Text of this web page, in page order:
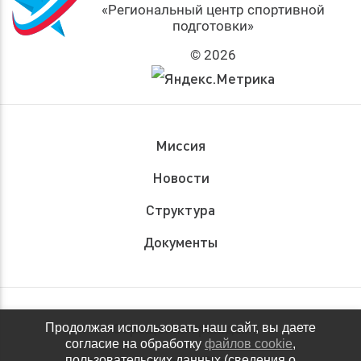
«Региональный центр спортивной
подготовки»
© 2026
Миссия
Новости
Структура
Документы
Обращения граждан
Продолжая использовать наш сайт, вы даете
согласие на обработку файлов cookie,